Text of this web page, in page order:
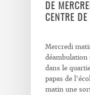
DE
CENTRE
Mercredi
déambulation
dans le
papas de
matin une